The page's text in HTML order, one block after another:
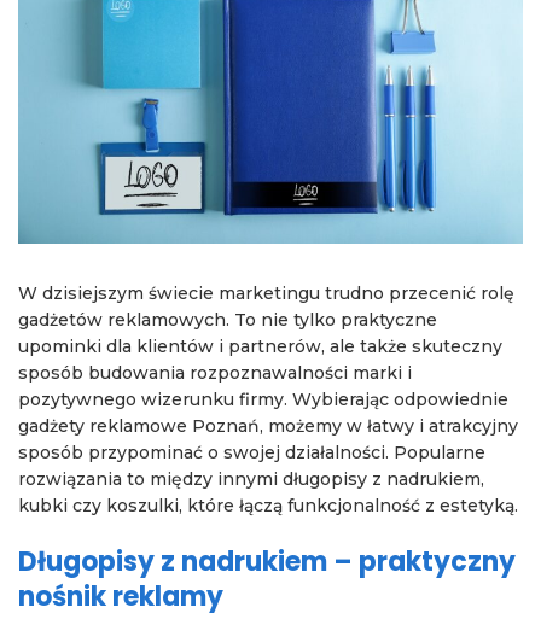
W dzisiejszym świecie marketingu trudno przecenić rolę
gadżetów reklamowych. To nie tylko praktyczne
upominki dla klientów i partnerów, ale także skuteczny
sposób budowania rozpoznawalności marki i
pozytywnego wizerunku firmy. Wybierając odpowiednie
gadżety reklamowe Poznań, możemy w łatwy i atrakcyjny
sposób przypominać o swojej działalności. Popularne
rozwiązania to między innymi długopisy z nadrukiem,
kubki czy koszulki, które łączą funkcjonalność z estetyką.
Długopisy z nadrukiem – praktyczny
nośnik reklamy